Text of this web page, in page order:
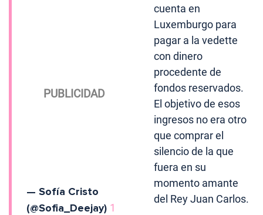
— Sofía Cristo
(@Sofia_Deejay) 1
cuenta en
Luxemburgo para
pagar a la vedette
con dinero
procedente de
fondos reservados.
El objetivo de esos
ingresos no era otro
que comprar el
silencio de la que
fuera en su
momento amante
del Rey Juan Carlos.